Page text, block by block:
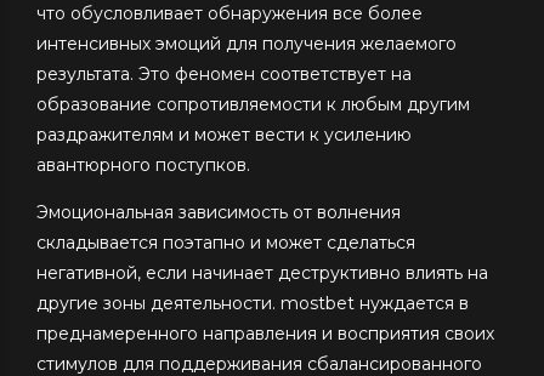
что обусловливает обнаружения все более
интенсивных эмоций для получения желаемого
результата. Это феномен соответствует на
образование сопротивляемости к любым другим
раздражителям и может вести к усилению
авантюрного поступков.
Эмоциональная зависимость от волнения
складывается поэтапно и может сделаться
негативной, если начинает деструктивно влиять на
другие зоны деятельности. mostbet нуждается в
преднамеренного направления и восприятия своих
стимулов для поддерживания сбалансированного